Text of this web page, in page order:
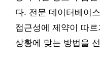
다. 전문 데이터베이
접근성에 제약이 따
상황에 맞는 방법을